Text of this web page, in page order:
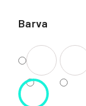
Barva